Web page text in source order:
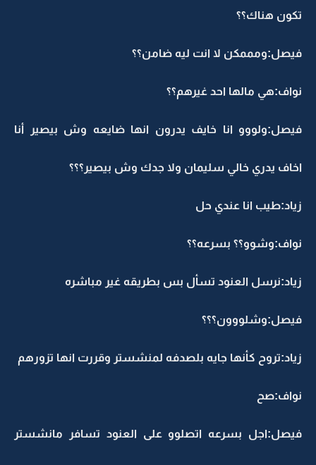
تكون هناك؟؟
فيصل:ومممكن لا انت ليه ضامن؟؟
نواف:هي مالها احد غيرهم؟؟
فيصل:ولووو انا خايف يدرون انها ضايعه وش بيصير أنا
اخاف يدري خالي سليمان ولا جدك وش بيصير؟؟؟
زياد:طيب انا عندي حل
نواف:وشوو؟؟ بسرعه؟؟
زياد:نرسل العنود تسأل بس بطريقه غير مباشره
فيصل:وشلووون؟؟؟
زياد:تروح كأنها جايه بلصدفه لمنشستر وقررت انها تزورهم
نواف:صح
فيصل:اجل بسرعه اتصلوو على العنود تسافر مانشستر